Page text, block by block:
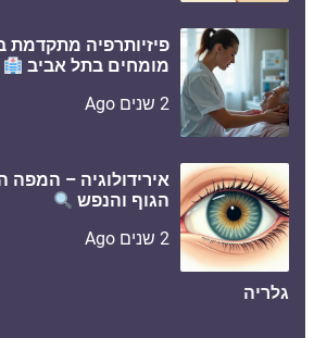
פיזיותרפיה מתקדמת
מומחים בתל אביב
2 שנים Ago
אירידולוגיה – המפה
הגוף והנפש
2 שנים Ago
גלריה